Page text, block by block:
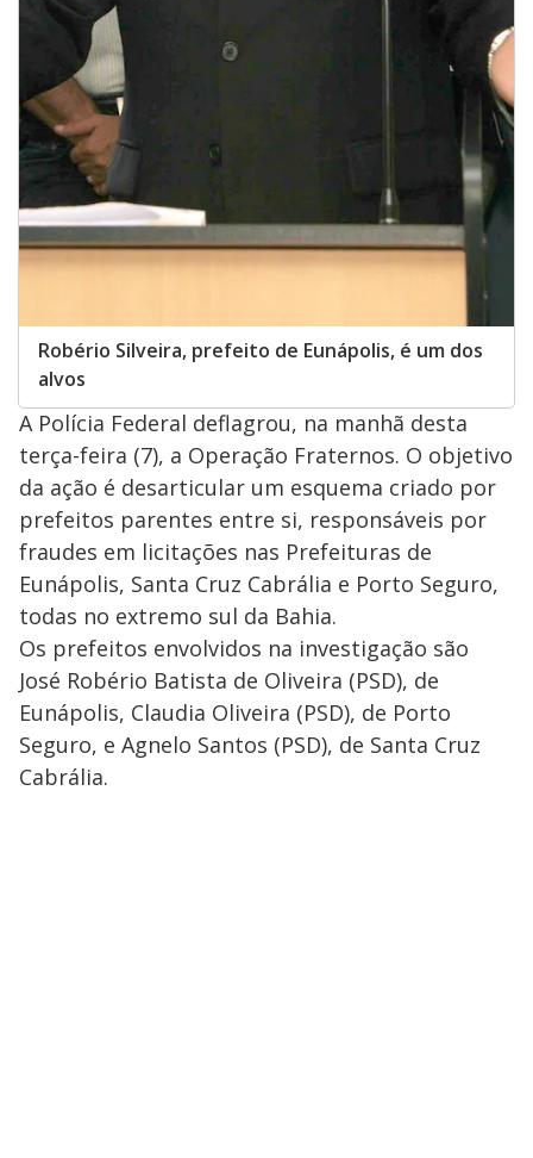
Robério Silveira, prefeito de Eunápolis, é um dos
alvos
A Polícia Federal deflagrou, na manhã desta
terça-feira (7), a Operação Fraternos. O objetivo
da ação é desarticular um esquema criado por
prefeitos parentes entre si, responsáveis por
fraudes em licitações nas Prefeituras de
Eunápolis, Santa Cruz Cabrália e Porto Seguro,
todas no extremo sul da Bahia.
Os prefeitos envolvidos na investigação são
José Robério Batista de Oliveira (PSD), de
Eunápolis, Claudia Oliveira (PSD), de Porto
Seguro, e Agnelo Santos (PSD), de Santa Cruz
Cabrália.